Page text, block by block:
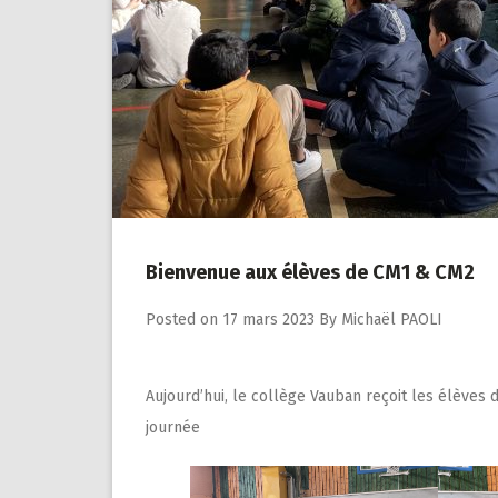
Bienvenue aux élèves de CM1 & CM2
Posted on 17 mars 2023 By Michaël PAOLI
Aujourd’hui, le collège Vauban reçoit les élèves
journée